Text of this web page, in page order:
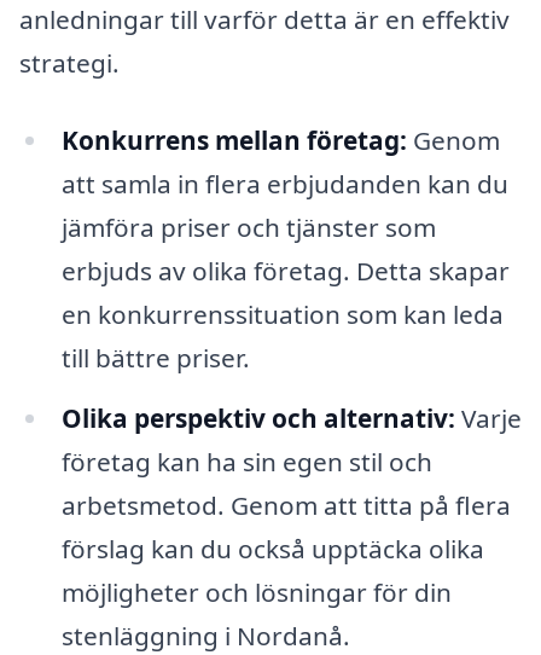
anledningar till varför detta är en effektiv
strategi.
Konkurrens mellan företag: Genom
att samla in flera erbjudanden kan du
jämföra priser och tjänster som
erbjuds av olika företag. Detta skapar
en konkurrenssituation som kan leda
till bättre priser.
Olika perspektiv och alternativ: Varje
företag kan ha sin egen stil och
arbetsmetod. Genom att titta på flera
förslag kan du också upptäcka olika
möjligheter och lösningar för din
stenläggning i Nordanå.